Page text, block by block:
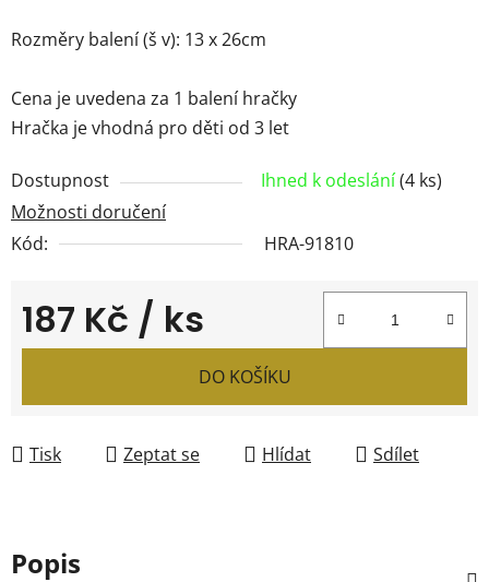
Rozměry balení (š v): 13 x 26cm
Cena je uvedena za 1 balení hračky
Hračka je vhodná pro děti od 3 let
Dostupnost Ihned k odeslání(4 ks)
Možnosti doručení
Kód:
HRA-91810
187 Kč / ks
Měrná cena:
DO KOŠÍKU
Tisk Zeptat se Hlídat Sdílet
Popis